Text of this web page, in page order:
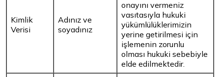
Kimlik
Verisi
Adınız ve
soyadınız
onayını vermeniz
vasıtasıyla hukuki
yükümlülüklerimizin
yerine getirilmesi için
işlemenin zorunlu
olması hukuki sebebiyle
elde edilmektedir.